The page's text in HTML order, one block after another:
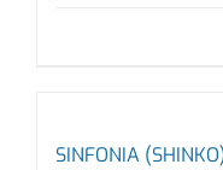
SINFONIA